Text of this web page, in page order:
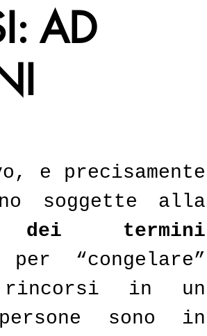
AD
e precisamente
dei termini
“congelare”
rincorsi in un
sono in